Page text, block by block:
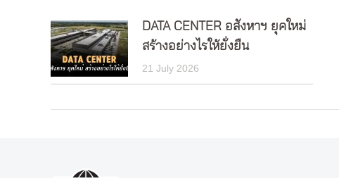
DATA CENTER อสังหาฯ ยุคใหม่
สร้างอย่างไรให้ยั่งยืน
21 July 2026